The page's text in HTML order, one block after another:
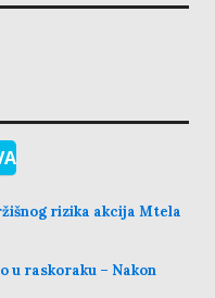
rizika akcija Mtela
u raskoraku – Nakon